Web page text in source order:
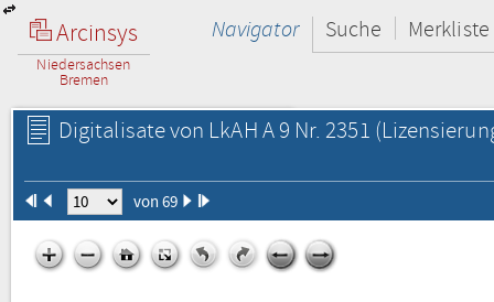
Arcinsys
Niedersachsen
Bremen
Navigator Suche Merkliste
Digitalisate von LkAH A 9 Nr. 2351
von 69